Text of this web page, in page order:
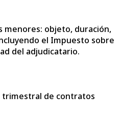
menores: objeto, duración,
el Impuesto sobre
del adjudicatario.
de contratos